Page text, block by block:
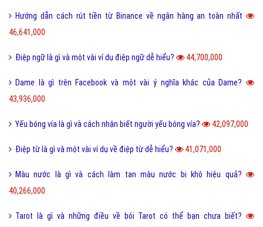
Hướng dẫn cách rút tiền từ Binance về ngân hàng an toàn nhất
46,641,000
Điệp ngữ là gì và một vài ví dụ điệp ngữ dễ hiểu? 44,700,000
Dame là gì trên Facebook và một vài ý nghĩa khác của Dame?
43,936,000
Yếu bóng vía là gì và cách nhận biết người yếu bóng vía? 42,097,000
Điệp từ là gì và một vài ví dụ về điệp từ dễ hiểu? 41,071,000
Màu nước là gì và cách làm tan màu nước bị khô hiệu quả?
40,266,000
Tarot là gì và những điều về bói Tarot có thể bạn chưa biết?